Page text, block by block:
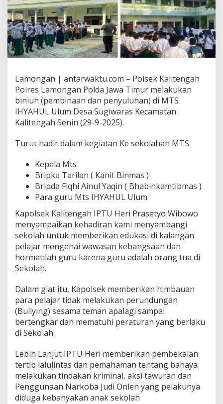
Lamongan | antarwaktu.com – Polsek Kalitengah
Polres Lamongan Polda Jawa Timur melakukan
binluh (pembinaan dan penyuluhan) di MTS
IHYAHUL Ulum Desa Sugiwaras Kecamatan
Kalitengah Senin (29-9-2025).
Turut hadir dalam kegiatan Ke sekolahan MTS
Kepala Mts
Bripka Tarilan ( Kanit Binmas )
Bripda Fiqhi Ainul Yaqin ( Bhabinkamtibmas )
Para guru Mts IHYAHUL Ulum.
Kapolsek Kalitengah IPTU Heri Prasetyo Wibowo
menyampaikan kehadiran kami menyambangi
sekolah untuk memberikan edukasi di kalangan
pelajar mengenai wawasan kebangsaan dan
hormatilah guru karena guru adalah orang tua di
Sekolah.
Dalam giat itu, Kapolsek memberikan himbauan
para pelajar tidak melakukan perundungan
(Bullying) sesama teman apalagi sampai
bertengkar dan mematuhi peraturan yang berlaku
di Sekolah.
Lebih Lanjut IPTU Heri memberikan pembekalan
tertib lalulintas dan pemahaman tentang bahaya
melakukan tindakan kriminal, aksi tawuran dan
Penggunaan Narkoba Judi Onlen yang pelakunya
diduga kebanyakan anak sekolah